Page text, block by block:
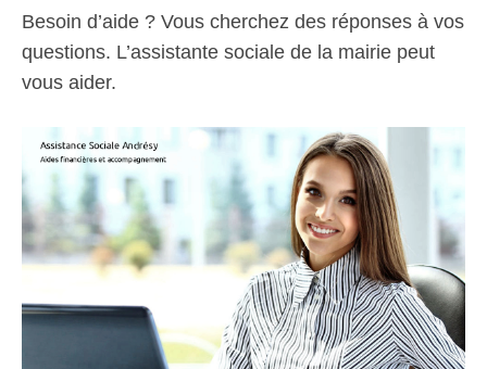
Besoin d’aide ? Vous cherchez des réponses à vos
questions. L’assistante sociale de la mairie peut
vous aider.